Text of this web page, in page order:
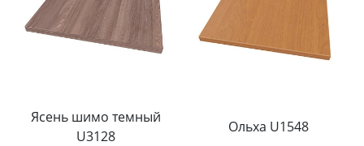
Ясень шимо темный
U3128
Ольха U1548